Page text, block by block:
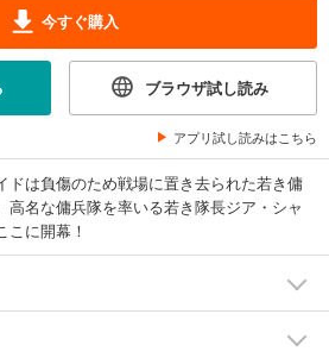
今すぐ購入
ブラウザ試し読み
アプリ試し読みはこちら
ドは負傷のため戦場に置き去られた若き傭
名な傭兵隊を率いる若き隊長ジア・シャ
こに開幕！